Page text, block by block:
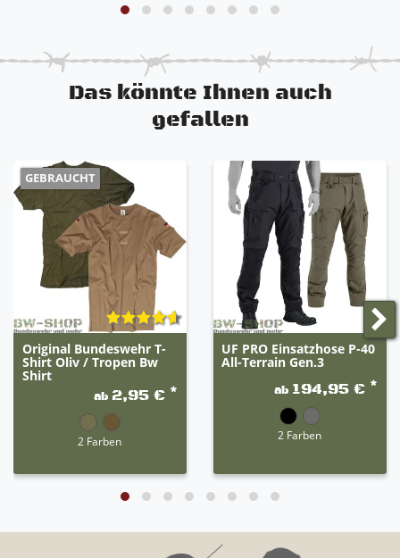
Das könnte Ihnen auch
gefallen
GEBRAUCHT
Original Bundeswehr T-
Shirt Oliv / Tropen Bw
Shirt
ab 2,95 € *
2 Farben
UF PRO Einsatzhose P-40
All-Terrain Gen.3
ab 194,95 € *
2 Farben